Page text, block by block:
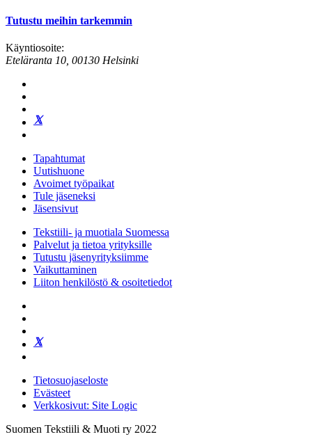
Tutustu meihin tarkemmin
Käyntiosoite:
Eteläranta 10, 00130 Helsinki
Tapahtumat
Uutishuone
Avoimet työpaikat
Tule jäseneksi
Jäsensivut
Tekstiili- ja muotiala Suomessa
Palvelut ja tietoa yrityksille
Tutustu jäsenyrityksiimme
Vaikuttaminen
Liiton henkilöstö & osoitetiedot
Tietosuojaseloste
Evästeet
Verkkosivut: Site Logic
Suomen Tekstiili & Muoti ry 2022